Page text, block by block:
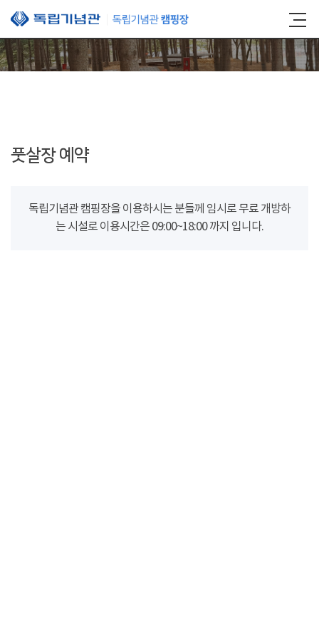
본문 바로가기
풋살장 예약
독립기념관 캠핑장을 이용하시는 분들께 임시로 무료 개방하
는 시설로 이용시간은 09:00~18:00 까지 입니다.